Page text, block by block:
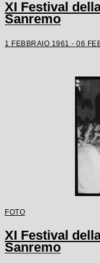
XI Festival
Sanremo
1 FEBBRAIO 1961 - 06
FOTO
XI Festival
Sanremo